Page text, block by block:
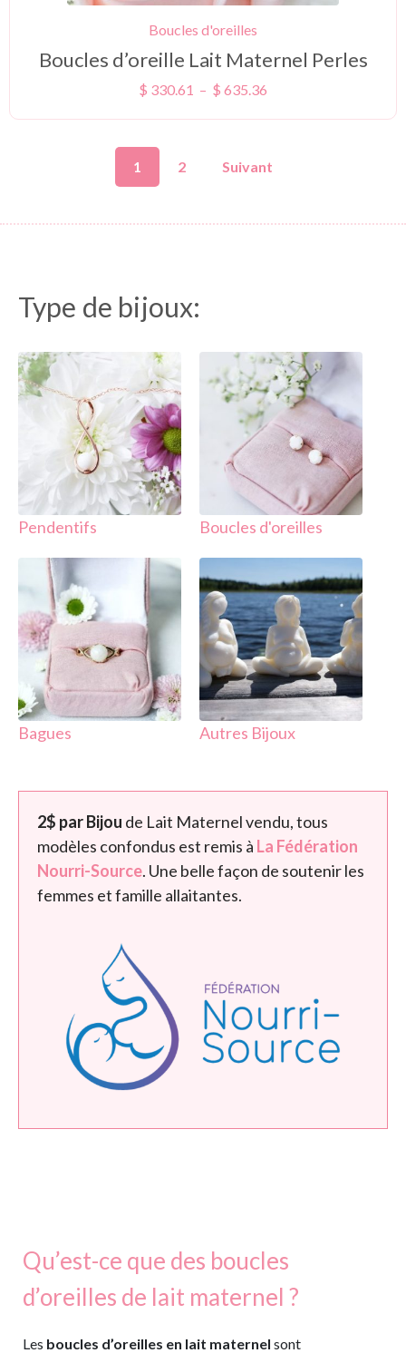
Type de bijoux:
( 34 )
Pendentifs
( 15 )
Boucles d'oreilles
Bagues Autres Bijoux
2$ par Bijou de Lait Maternel vendu, tous
modèles confondus est remis à La Fédération
Nourri-Source. Une belle façon de soutenir les
femmes et famille allaitantes.
Boucles d'oreilles
Boucles d’oreille Lait Maternel Perles
$ 330.61 – $ 635.36
1 2 Suivant
Qu’est-ce que des boucles
d’oreilles de lait maternel ?
Les boucles d’oreilles en lait maternel sont